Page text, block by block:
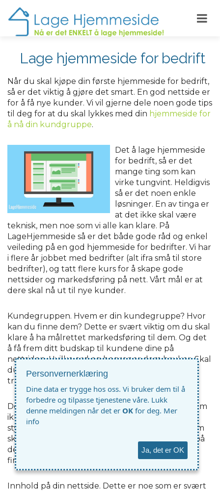
Lage hjemmeside for bedrift
Når du skal kjøpe din første hjemmeside for bedrift,
så er det viktig å gjøre det smart. En god nettside er
for å få nye kunder. Vi vil gjerne dele noen gode tips
til deg for at du skal lykkes med din hjemmeside for
å nå din kundgruppe.
Det å lage hjemmeside
for bedrift, så er det
mange ting som kan
virke tungvint. Heldigvis
så er det noen enkle
løsninger. En av tinga er
at det ikke skal være
teknisk, men noe som vi alle kan klare. På
LageHjemmeside så er det både gode råd og enkel
veileding på en god hjemmeside for bedrifter. Vi har
i flere år jobbet med bedrifter (alt ifra små til store
bedrifter), og tatt flere kurs for å skape gode
nettsider og markedsføring på nett. Vårt mål er at
dere skal nå ut til nye kunder.
Kundegruppen. Hvem er din kundegruppe? Hvor
kan du finne dem? Dette er svært viktig om du skal
klare å ha målrettet markedsføring til dem. Og det
å få frem ditt budskap til kundene dine på
nettsiden. Hvilke ord og begreper dem bruker. Skal
du få nye kunder, er det viktig å vite hvordan å
treffe dem.
Deign på din hjemmeside. Ha et enkelt design, som
ikke tar fokus vekk ifra det du selger. Men heller
styrker ditt budskap. For mye bilder eller ting som
skjer på siden din, vil ta vekk den del av fokuset på
det du selger. La det være lett for kunden din å
finne frem på din hjemmeside.
Innhold på din nettside. Dette er noe som er svært
Personvernerklæring
Dine data er trygge hos oss. Vi bruker dem til å
forbedre og tilpasse tjenestene våre. Lukk
denne meldingen når det er OK for deg. Mer
info
Ja, det er OK